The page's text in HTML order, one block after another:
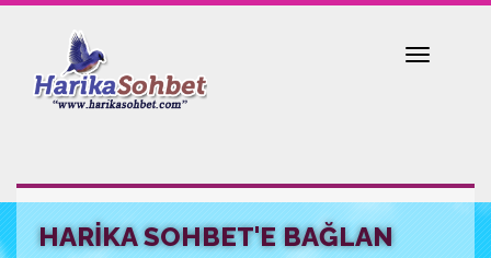
Toggle
HARİKA SOHBET'E BAĞLAN